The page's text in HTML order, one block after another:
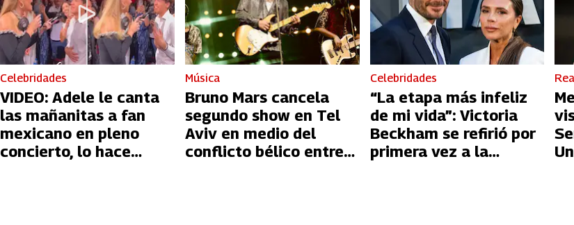
Celebridades
VIDEO: Adele le canta
las mañanitas a fan
mexicano en pleno
concierto, lo hace
Música
Bruno Mars cancela
segundo show en Tel
Aviv en medio del
conflicto bélico entre
Celebridades
“La etapa más infeliz
de mi vida”: Victoria
Beckham se refirió por
primera vez a la